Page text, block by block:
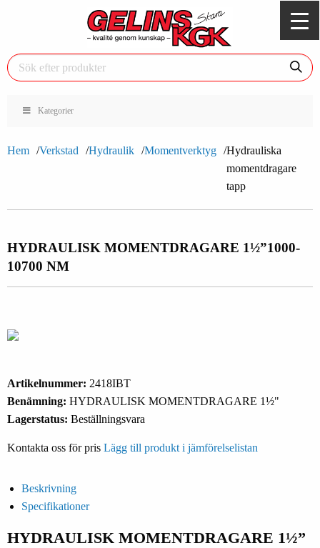
Kategorier
Hem Verkstad Hydraulik Momentverktyg
Hydrauliska
momentdragare
tapp
HYDRAULISK MOMENTDRAGARE 1½”1000-
10700 NM
Artikelnummer: 2418IBT
Benämning: HYDRAULISK MOMENTDRAGARE 1½"
Lagerstatus: Beställningsvara
Kontakta oss för pris Lägg till produkt i jämförelselistan
Beskrivning
Specifikationer
HYDRAULISK MOMENTDRAGARE 1½”